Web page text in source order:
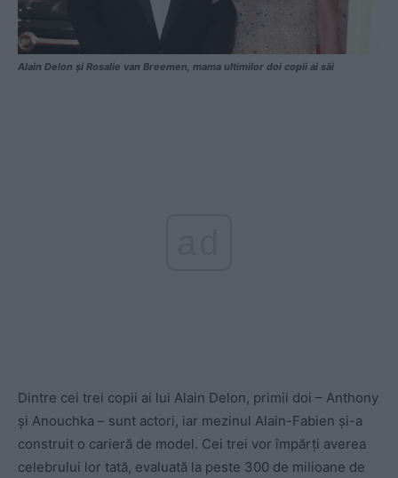
Alain Delon și Rosalie van Breemen, mama ultimilor doi copii ai săi
Dintre cei trei copii ai lui Alain Delon, primii doi – Anthony
și Anouchka – sunt actori, iar mezinul Alain-Fabien și-a
construit o carieră de model. Cei trei vor împărți averea
celebrului lor tată, evaluată la peste 300 de milioane de